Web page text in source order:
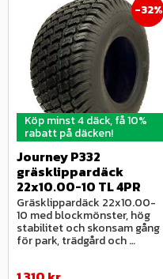
Köp minst 4 däck, få 10%
rabatt på däcken!
Journey P332
gräsklippardäck
22x10.00-10 TL 4PR
Gräsklippardäck 22x10.00-
10 med blockmönster, hög
stabilitet och skonsam gång
för park, trädgård och
32%